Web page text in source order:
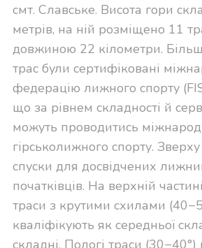
смт. Славське. Висота гори
метрів, на ній розміщено 11
довжиною 22 кілометри.
трас були сертифіковані
федерацію лижного спорту
що за рівнем складності й
можуть проводитись
гірськолижного спорту.
спуски для досвідчених
початківців. На верхній
траси з крутими схилами
кваліфікують як середньої
складні. Пологі траси (30−40°)